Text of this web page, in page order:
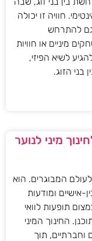
חוויה זו יכולה
גם להתרחש
מיניים או חוויות
לשיא הפיזי,
בני הזוג.
מיני לנוער
לעולם המבוגרים. הוא
אישיים ומודעות
תופעות לוואי
החינוך המיני
וחברתיים, תוך